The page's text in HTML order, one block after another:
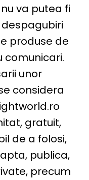
va putea fi
produse de
comunicari.
unor
considera
gratuit,
de a folosi,
publica,
precum